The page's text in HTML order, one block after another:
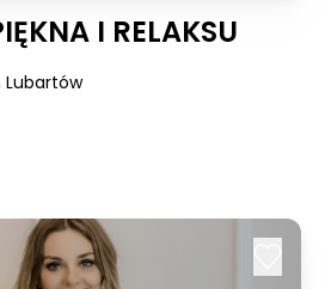
I RELAKSU
Lubartów